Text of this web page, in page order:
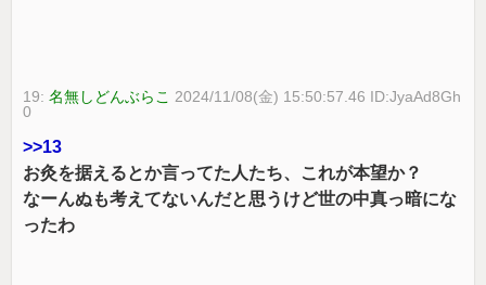
19:名無しどんぶらこ 2024/11/08(金) 15:50:57.46 ID:JyaAd8Gh
0
>>13
お灸を据えるとか言ってた人たち、これが本望か？
なーんぬも考えてないんだと思うけど世の中真っ暗にな
ったわ